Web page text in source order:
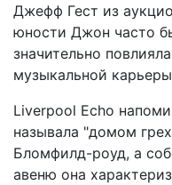
Джефф Гест из
юности Джон часто
значительно
музыкальной
Liverpool Echo
называла "домом
Бломфилд-роуд, а
авеню она